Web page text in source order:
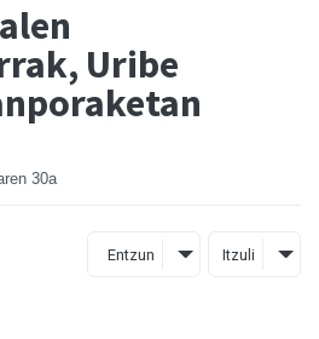
Uribe
30a
Entzun Itzuli